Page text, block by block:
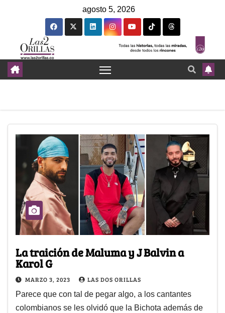
agosto 5, 2026
La traición de Maluma y J Balvin a
Karol G
MARZO 3, 2023 LAS DOS ORILLAS
Parece que con tal de pegar algo, a los cantantes
colombianos se les olvidó que la Bichota además de